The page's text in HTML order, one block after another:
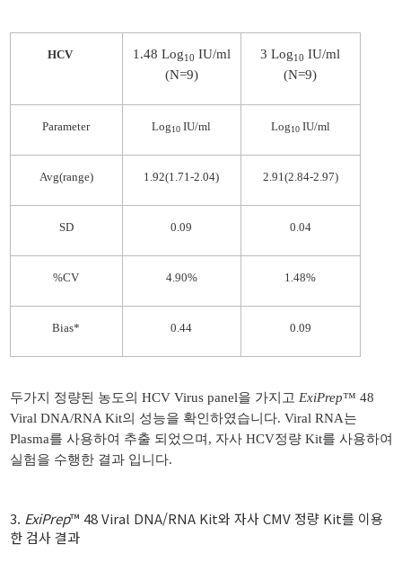
HCV 1.48 Log10 IU/ml
(N=9)
3 Log10 IU/ml
(N=9)
Parameter Log 10 IU/ml Log10IU/ml
Avg(range) 1.92(1.71-2.04) 2.91(2.84-2.97)
SD 0.09 0.04
%CV 4.90% 1.48%
Bias* 0.44 0.09
두가지 정량된 농도의 HCV Virus panel을 가지고 ExiPrep™ 48
Viral DNA/RNA Kit의 성능을 확인하였습니다. Viral RNA는
Plasma를 사용하여 추출 되었으며, 자사 HCV정량 Kit를 사용하여
실험을 수행한 결과 입니다.
3. ExiPrep™ 48 Viral DNA/RNA Kit와 자사 CMV 정량 Kit를 이용
한 검사 결과